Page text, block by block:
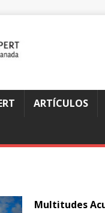
ARTÍCULOS
Multitudes